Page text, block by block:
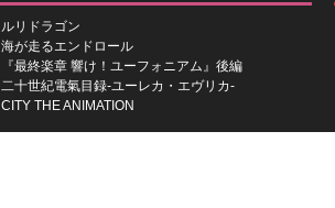
ルリドラゴン
海が走るエンドロール
『最終楽章 響け！ユーフォニアム』後編
二十世紀電氣目録-ユーレカ・エヴリカ-
CITY THE ANIMATION